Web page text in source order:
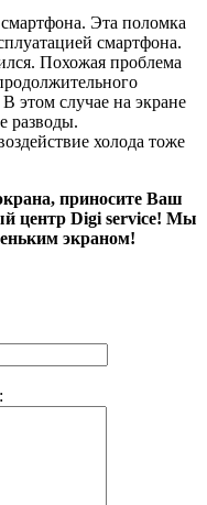
Эта поломка
смартфона.
Похожая проблема
этом случае на экране
разводы.
холода тоже
приносите Ваш
центр Digi service! Мы
экраном!